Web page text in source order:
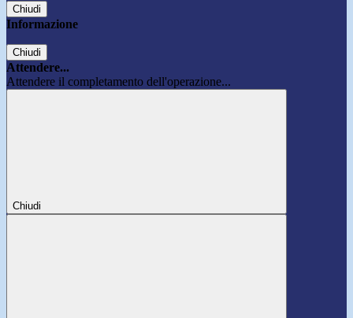
Chiudi
Informazione
Chiudi
Attendere...
Attendere il completamento dell'operazione...
Chiudi